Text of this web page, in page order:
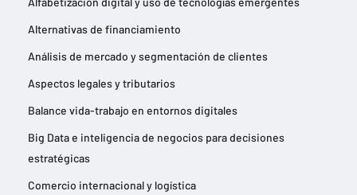
Alternativas de financiamiento
Análisis de mercado y segmentación de clientes
Aspectos legales y tributarios
Balance vida-trabajo en entornos digitales
Big Data e inteligencia de negocios para decisiones
estratégicas
Comercio internacional y logística